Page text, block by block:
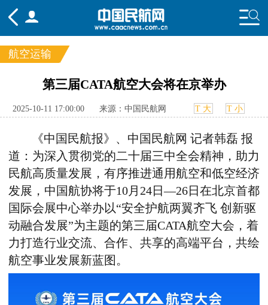
国内 国际
行业
航空运输
第三届CATA航空大会将在京举办
2025-10-11 17:00:00 来源：中国民航网 T 大 T 小
《中国民航报》、中国民航网记者韩磊 报
道： 为深入贯彻党的二十届三中全会精神，助力
民航高质量发展，有序推进通用航空和低空经济
发展，中国航协将于10月24日—26日在北京首都
国际会展中心举办以“安全护航两翼齐飞 创新驱
动融合发展”为主题的第三届CATA航空大会，着
力打造行业交流、合作、共享的高端平台，共绘
航空事业发展新蓝图。